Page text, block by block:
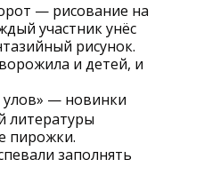
— рисование на
участник унёс
рисунок.
и детей, и
— новинки
литературы
пирожки.
заполнять